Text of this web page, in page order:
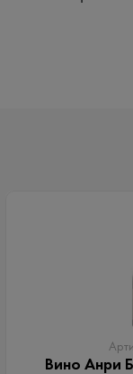
Вино Анри